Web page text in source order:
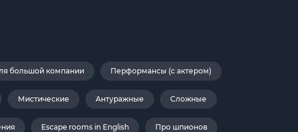
большой компании Перформансы (с актером)
Мистические Антуражные Сложные
Escape rooms in English Про шпионов